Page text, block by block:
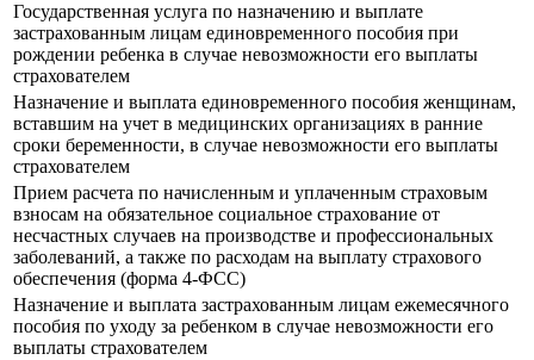
Государственная услуга по назначению и выплате
застрахованным лицам единовременного пособия при
рождении ребенка в случае невозможности его выплаты
страхователем
Назначение и выплата единовременного пособия женщинам,
вставшим на учет в медицинских организациях в ранние
сроки беременности, в случае невозможности его выплаты
страхователем
Прием расчета по начисленным и уплаченным страховым
взносам на обязательное социальное страхование от
несчастных случаев на производстве и профессиональных
заболеваний, а также по расходам на выплату страхового
обеспечения (форма 4-ФСС)
Назначение и выплата застрахованным лицам ежемесячного
пособия по уходу за ребенком в случае невозможности его
выплаты страхователем